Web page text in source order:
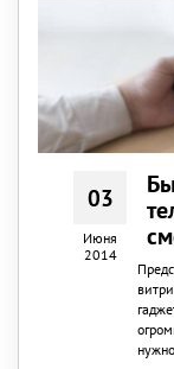
03
Июня
2014